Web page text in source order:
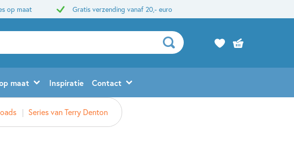
op maat Gratis verzending vanaf 20,- euro
maat Inspiratie Contact
Series van Terry Denton